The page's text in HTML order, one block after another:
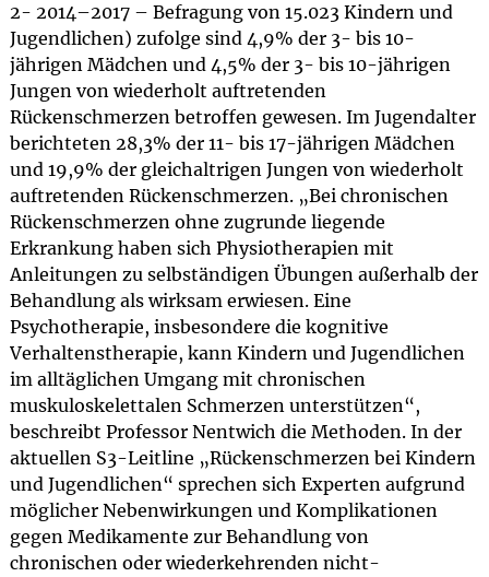
2- 2014–2017 – Befragung von 15.023 Kindern und
Jugendlichen) zufolge sind 4,9% der 3- bis 10-
jährigen Mädchen und 4,5% der 3- bis 10-jährigen
Jungen von wiederholt auftretenden
Rückenschmerzen betroffen gewesen. Im Jugendalter
berichteten 28,3% der 11- bis 17-jährigen Mädchen
und 19,9% der gleichaltrigen Jungen von wiederholt
auftretenden Rückenschmerzen. „Bei chronischen
Rückenschmerzen ohne zugrunde liegende
Erkrankung haben sich Physiotherapien mit
Anleitungen zu selbständigen Übungen außerhalb der
Behandlung als wirksam erwiesen. Eine
Psychotherapie, insbesondere die kognitive
Verhaltenstherapie, kann Kindern und Jugendlichen
im alltäglichen Umgang mit chronischen
muskuloskelettalen Schmerzen unterstützen“,
beschreibt Professor Nentwich die Methoden. In der
aktuellen S3-Leitline „Rückenschmerzen bei Kindern
und Jugendlichen“ sprechen sich Experten aufgrund
möglicher Nebenwirkungen und Komplikationen
gegen Medikamente zur Behandlung von
chronischen oder wiederkehrenden nicht-